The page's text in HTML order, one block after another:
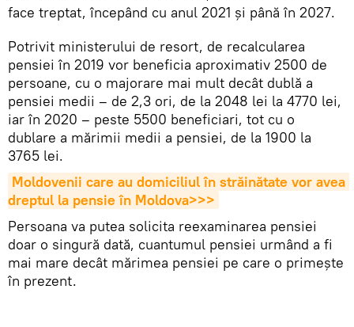
face treptat, începând cu anul 2021 și până în 2027.
Potrivit ministerului de resort, de recalcularea
pensiei în 2019 vor beneficia aproximativ 2500 de
persoane, cu o majorare mai mult decât dublă a
pensiei medii – de 2,3 ori, de la 2048 lei la 4770 lei,
iar în 2020 – peste 5500 beneficiari, tot cu o
dublare a mărimii medii a pensiei, de la 1900 la
3765 lei.
Moldovenii care au domiciliul în străinătate vor avea
dreptul la pensie în Moldova>>>
Persoana va putea solicita reexaminarea pensiei
doar o singură dată, cuantumul pensiei urmând a fi
mai mare decât mărimea pensiei pe care o primește
în prezent.